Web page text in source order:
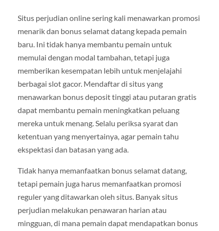
Situs perjudian online sering kali menawarkan promosi
menarik dan bonus selamat datang kepada pemain
baru. Ini tidak hanya membantu pemain untuk
memulai dengan modal tambahan, tetapi juga
memberikan kesempatan lebih untuk menjelajahi
berbagai slot gacor. Mendaftar di situs yang
menawarkan bonus deposit tinggi atau putaran gratis
dapat membantu pemain meningkatkan peluang
mereka untuk menang. Selalu periksa syarat dan
ketentuan yang menyertainya, agar pemain tahu
ekspektasi dan batasan yang ada.
Tidak hanya memanfaatkan bonus selamat datang,
tetapi pemain juga harus memanfaatkan promosi
reguler yang ditawarkan oleh situs. Banyak situs
perjudian melakukan penawaran harian atau
mingguan, di mana pemain dapat mendapatkan bonus